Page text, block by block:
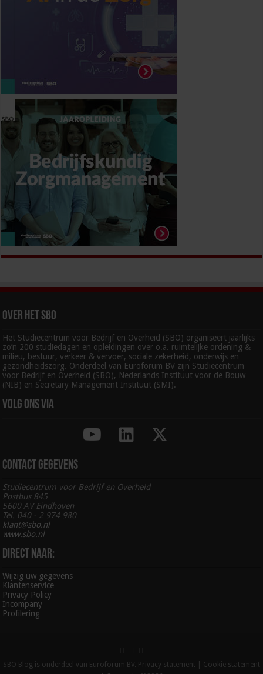
Over het SBO
Het Studiecentrum voor Bedrijf en Overheid (SBO) organiseert jaarlijks
zo’n 200 studiedagen en opleidingen over o.a. ruimtelijke ordening &
milieu, bestuur, verkeer & vervoer, sociale zekerheid, onderwijs en
gezondheidszorg. Onderdeel van Euroforum BV zijn Studiecentrum
voor Bedrijf en Overheid (SBO), Nederlands Instituut voor de Bouw
(NIB) en Secretary Management Instituut (SMI).
Volg ons via
Contact gegevens
Studiecentrum voor Bedrijf en Overheid
Postbus 845
5600 AV Eindhoven
Tel. 040 - 2 974 980
klant@sbo.nl
www.sbo.nl
Direct naar:
Wijzig uw gegevens
Klantenservice
Privacy Policy
Incompany
Profilering
SBO Blog is onderdeel van Euroforum BV. Privacy statement
Cookie statement